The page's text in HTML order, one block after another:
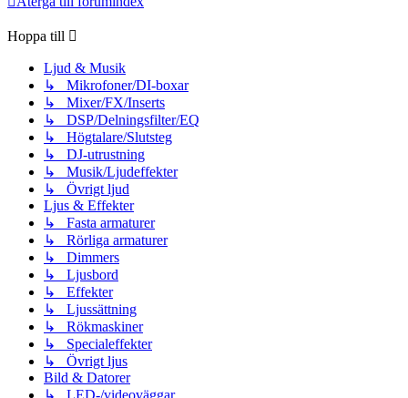
Hoppa till
Ljud & Musik
↳ Mikrofoner/DI-boxar
↳ Mixer/FX/Inserts
↳ DSP/Delningsfilter/EQ
↳ Högtalare/Slutsteg
↳ DJ-utrustning
↳ Musik/Ljudeffekter
↳ Övrigt ljud
Ljus & Effekter
↳ Fasta armaturer
↳ Rörliga armaturer
↳ Dimmers
↳ Ljusbord
↳ Effekter
↳ Ljussättning
↳ Rökmaskiner
↳ Specialeffekter
↳ Övrigt ljus
Bild & Datorer
↳ LED-/videoväggar